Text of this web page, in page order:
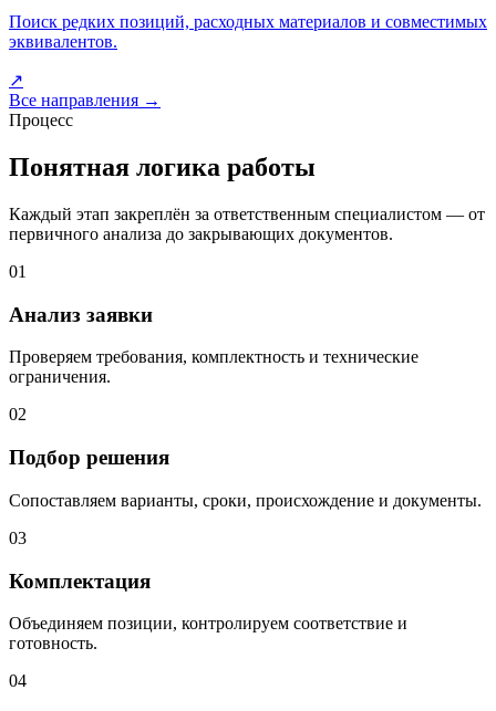
Поиск редких позиций, расходных материалов и совместимых
эквивалентов.
↗
Все направления →
Процесс
Понятная логика работы
Каждый этап закреплён за ответственным специалистом — от
первичного анализа до закрывающих документов.
01
Анализ заявки
Проверяем требования, комплектность и технические
ограничения.
02
Подбор решения
Сопоставляем варианты, сроки, происхождение и документы.
03
Комплектация
Объединяем позиции, контролируем соответствие и
готовность.
04